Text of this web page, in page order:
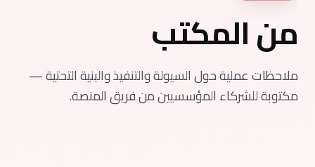
من المكتب
ملاحظات عملية حول السيولة والتنفيذ والبنية التحتية —
مكتوبة للشركاء المؤسسيين من فريق المنصة.